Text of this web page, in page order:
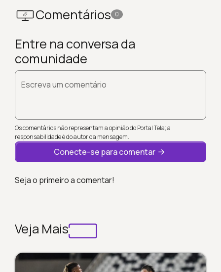
Comentários 0
Entre na conversa da
comunidade
Escreva um comentário
Os comentários não representam a opinião do Portal Tela; a
responsabilidade é do autor da mensagem.
Conecte-se para comentar
Seja o primeiro a comentar!
Veja Mais